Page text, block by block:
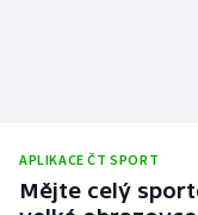
APLIKACE ČT SPORT
Mějte celý